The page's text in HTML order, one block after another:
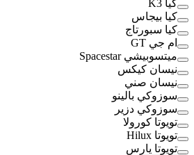
كيا K3
كيا بيجاس
كيا سبورتاج
ام جي GT
ميتسوبيشي Spacestar
نيسان كيكس
نيسان صني
سوزوكي بالينو
سوزوكي دزير
تويوتا كورولا
تويوتا Hilux
تويوتا يارس